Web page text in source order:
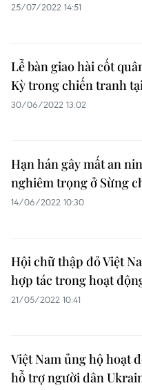
25/07/2022 14:51
Lễ bàn giao hài cốt
Kỳ trong chiến tranh
30/06/2022 13:02
Hạn hán gây mất an
nghiêm trọng ở Sừng
14/06/2022 10:30
Hội chữ thập đỏ Việt
hợp tác trong hoạt
21/05/2022 10:41
Việt Nam ủng hộ hoạt
hỗ trợ người dân